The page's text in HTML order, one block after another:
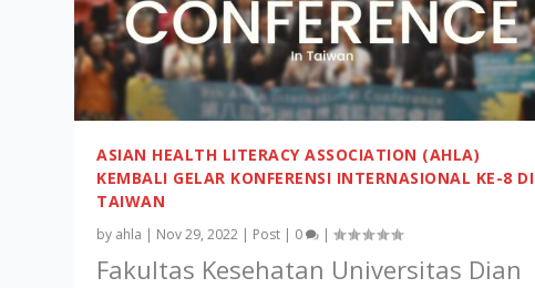
ASIAN HEALTH LITERACY ASSOCIATION (AHLA)
KEMBALI GELAR KONFERENSI INTERNASIONAL KE-8 DI
TAIWAN
by ahla Nov 29, 2022 Post 0 |
Fakultas Kesehatan Universitas Dian